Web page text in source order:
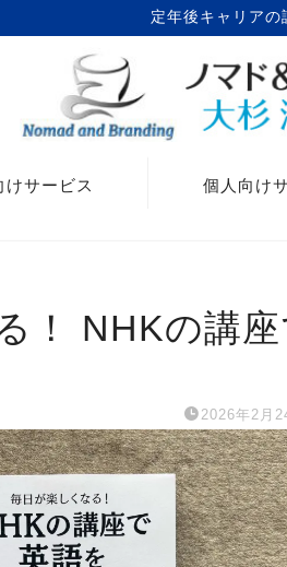
定年後キャリア
けサービス 個人向け
！ NHKの講
2026年2月